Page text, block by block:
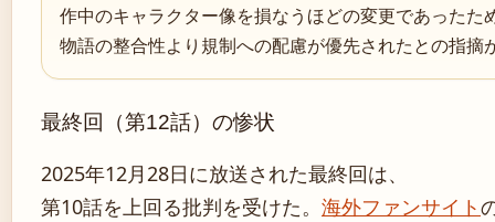
作中のキャラクター像を損なうほどの変更であったた
物語の整合性より規制への配慮が優先されたとの指摘
最終回（第12話）の惨状
2025年12月28日に放送された最終回は、
第10話を上回る批判を受けた。 海外ファンサイト